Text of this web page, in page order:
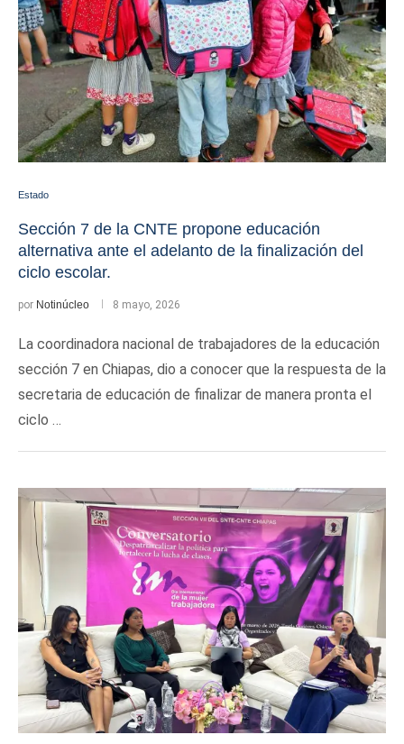
Estado
Sección 7 de la CNTE propone educación
alternativa ante el adelanto de la finalización del
ciclo escolar.
por Notinúcleo 8 mayo, 2026
La coordinadora nacional de trabajadores de la educación
sección 7 en Chiapas, dio a conocer que la respuesta de la
secretaria de educación de finalizar de manera pronta el
ciclo …